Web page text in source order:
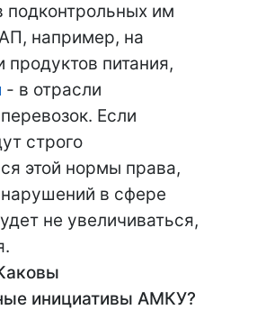
подконтрольных им
например, на
продуктов питания,
- в отрасли
Если
строго
этой нормы права,
в сфере
не увеличиваться,
инициативы АМКУ?